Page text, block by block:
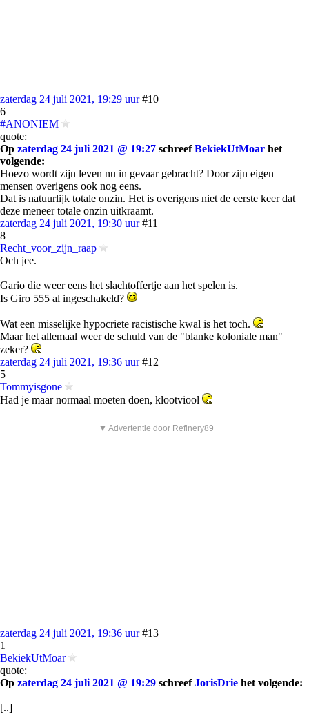
zaterdag 24 juli 2021, 19:29 uur #10
6
#ANONIEM
quote:
Op zaterdag 24 juli 2021 @ 19:27 schreefBekiekUtMoar het
volgende:
Hoezo wordt zijn leven nu in gevaar gebracht? Door zijn eigen
mensen overigens ook nog eens.
Dat is natuurlijk totale onzin. Het is overigens niet de eerste keer dat
deze meneer totale onzin uitkraamt.
zaterdag 24 juli 2021, 19:30 uur #11
8
Recht_voor_zijn_raap
Och jee.
Gario die weer eens het slachtoffertje aan het spelen is.
Is Giro 555 al ingeschakeld?
Wat een misselijke hypocriete racistische kwal is het toch.
Maar het allemaal weer de schuld van de "blanke koloniale man"
zeker?
zaterdag 24 juli 2021, 19:36 uur #12
5
Tommyisgone
Had je maar normaal moeten doen, klootviool
▼ Advertentie door Refinery89
zaterdag 24 juli 2021, 19:36 uur #13
1
BekiekUtMoar
quote:
Op zaterdag 24 juli 2021 @ 19:29 schreefJorisDrie het volgende:
[..]